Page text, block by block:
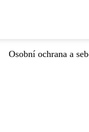
Osobní ochrana a